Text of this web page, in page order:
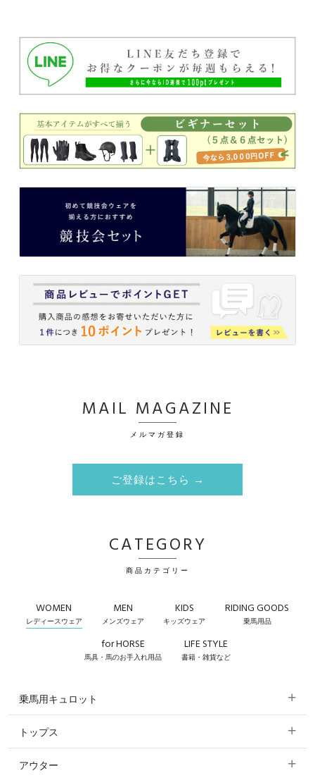
MAIL MAGAZINE
メルマガ登録
ご登録はこちら →
CATEGORY
商品カテゴリー
WOMEN
レディースウェア
MEN
メンズウェア
KIDS
キッズウェア
RIDING GOODS
乗馬用品
for HORSE
馬具・馬のお手入れ用品
LIFE STYLE
書籍・雑貨など
乗馬用キュロット
すべてのキュロット
フルグリップ・尻革 キュロット
トップス
すべてのトップス
アウター